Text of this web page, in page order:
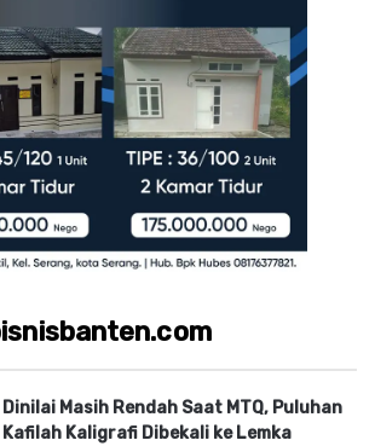
Dinilai Masih Rendah Saat MTQ, Puluhan
Kafilah Kaligrafi Dibekali ke Lemka